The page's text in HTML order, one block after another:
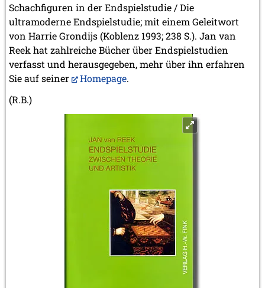
Schachfiguren in der Endspielstudie / Die
ultramoderne Endspielstudie; mit einem Geleitwort
von Harrie Grondijs (Koblenz 1993; 238 S.). Jan van
Reek hat zahlreiche Bücher über Endspielstudien
verfasst und herausgegeben, mehr über ihn erfahren
Sie auf seiner
Homepage.
(R.B.)